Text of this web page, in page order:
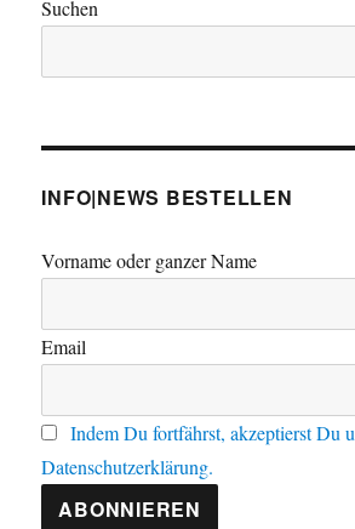
Suchen
INFO|NEWS BESTELLEN
Vorname oder ganzer Name
Email
Indem Du fortfährst, akzeptierst Du
Datenschutzerklärung.